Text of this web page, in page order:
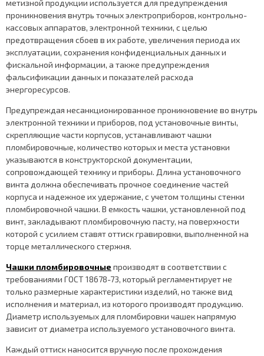
метизной продукции используется для предупреждения
проникновения внутрь точных электроприборов, контрольно-
кассовых аппаратов, электронной техники, с целью
предотвращения сбоев в их работе, увеличения периода их
эксплуатации, сохранения конфиденциальных данных и
фискальной информации, а также предупреждения
фальсификации данных и показателей расхода
энергоресурсов.
Предупреждая несанкционированное проникновение во внутрь
электронной техники и приборов, под установочные винты,
скрепляющие части корпусов, устанавливают чашки
пломбировочные, количество которых и места установки
указываются в конструкторской документации,
сопровождающей технику и приборы. Длина установочного
винта должна обеспечивать прочное соединение частей
корпуса и надежное их удержание, с учетом толщины стенки
пломбировочной чашки. В емкость чашки, установленной под
винт, закладывают пломбировочную пасту, на поверхности
которой с усилием ставят оттиск гравировки, выполненной на
торце металлического стержня.
Чашки пломбировочные производят в соответствии с
требованиями ГОСТ 18678-73, который регламентирует не
только размерные характеристики изделий, но также вид
исполнения и материал, из которого производят продукцию.
Диаметр используемых для пломбировки чашек напрямую
зависит от диаметра используемого установочного винта.
Каждый оттиск наносится вручную после прохождения